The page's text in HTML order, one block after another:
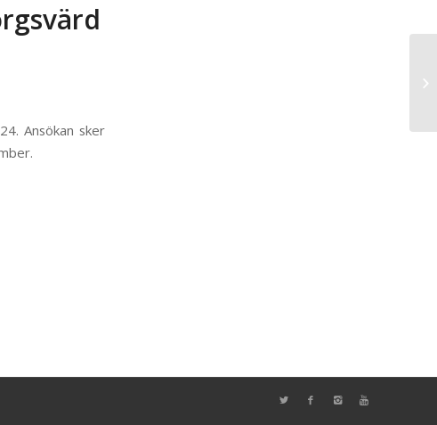
Ansökan sker